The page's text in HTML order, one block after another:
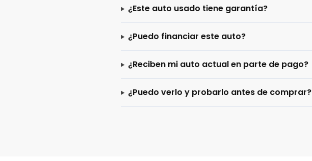
¿Este auto usado tiene garantía?
¿Puedo financiar este auto?
¿Reciben mi auto actual en parte de pago?
¿Puedo verlo y probarlo antes de comprar?